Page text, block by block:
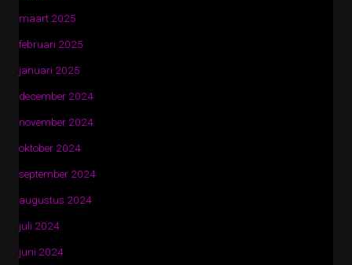
maart 2025
februari 2025
januari 2025
december 2024
november 2024
oktober 2024
september 2024
augustus 2024
juli 2024
juni 2024